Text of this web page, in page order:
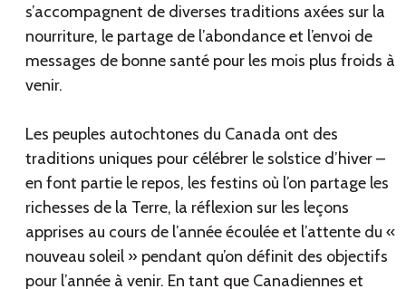
s’accompagnent de diverses traditions axées sur la
nourriture, le partage de l’abondance et l’envoi de
messages de bonne santé pour les mois plus froids à
venir.
Les peuples autochtones du Canada ont des
traditions uniques pour célébrer le solstice d’hiver –
en font partie le repos, les festins où l’on partage les
richesses de la Terre, la réflexion sur les leçons
apprises au cours de l’année écoulée et l’attente du «
nouveau soleil » pendant qu’on définit des objectifs
pour l’année à venir. En tant que Canadiennes et